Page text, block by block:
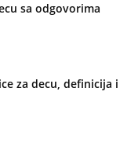
sa odgovorima
za decu, definicija i